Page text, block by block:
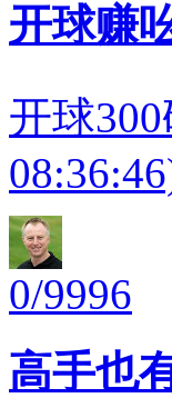
开球赚
开球300
0/9996
高手也